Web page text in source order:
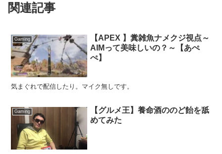
関連記事
Gaming
【APEX 】糞雑魚ナメクジ視点～
AIMって美味しいの？～【あぺ
ぺ】
気まぐれで配信したり。マイク無しです。
Gaming
【グルメ王】養命酒ののど飴を舐
めてみた